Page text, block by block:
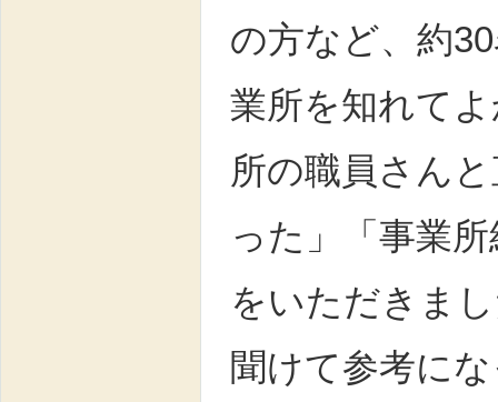
の方など、約
業所を知れて
所の職員さん
った」「事業
をいただきま
聞けて参考に